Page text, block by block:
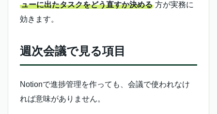
ューに出たタスクをどう直すか決める 方が実務に
効きます。
週次会議で見る項目
Notionで進捗管理を作っても、会議で使われなけ
れば意味がありません。